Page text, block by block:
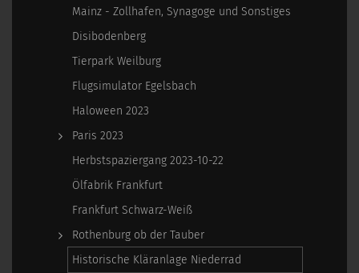
Mainz - Zollhafen, Synagoge und Sonstiges
Disibodenberg
Tierpark Weilburg
Flugsimulator Egelsbach
Haloween 2023
Paris 2023
Herbstspaziergang 2023-10-22
Ölfabrik Frankfurt
Frankfurt Schwarz-Weiß
Rothenburg ob der Tauber
Historische Kläranlage Niederrad